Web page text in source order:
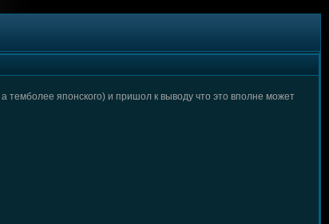
темболее японского) и пришол к выводу что это вполне может